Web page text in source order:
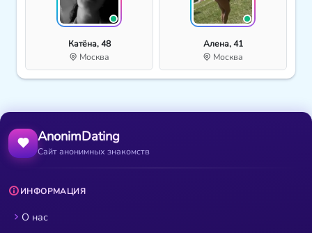
Катёна, 48
Москва
Алена, 41
Москва
AnonimDating
Сайт анонимных знакомств
ИНФОРМАЦИЯ
О нас